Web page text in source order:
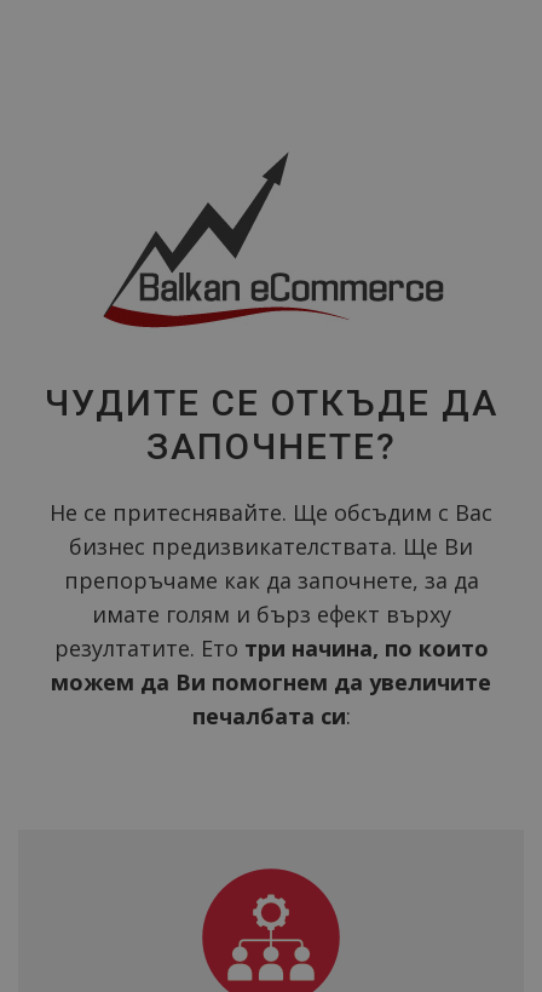
ЧУДИТЕ СЕ ОТКЪДЕ ДА
ЗАПОЧНЕТЕ?
Не се притеснявайте. Ще обсъдим с Вас
бизнес предизвикателствата. Ще Ви
препоръчаме как да започнете, за да
имате голям и бърз ефект върху
резултатите. Ето три начина, по които
можем да Ви помогнем да увеличите
печалбата си: